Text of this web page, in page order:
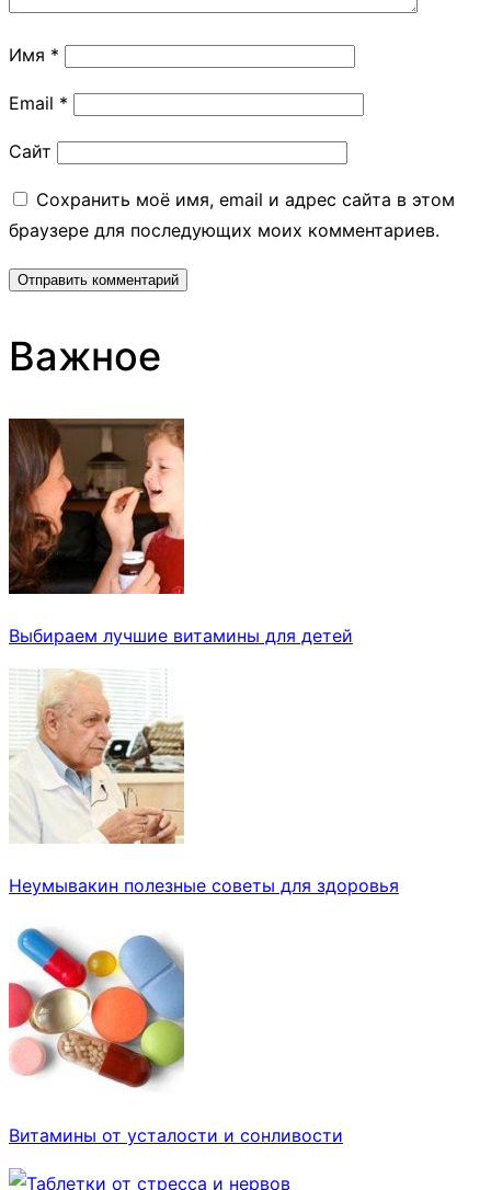
Имя *
Email *
Сайт
Сохранить моё имя, email и адрес сайта в этом
браузере для последующих моих комментариев.
Важное
Выбираем лучшие витамины для детей
Неумывакин полезные советы для здоровья
Витамины от усталости и сонливости